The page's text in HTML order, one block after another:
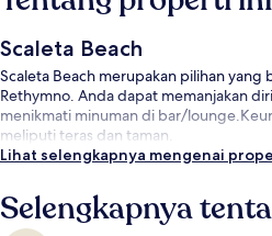
Scaleta Beach
Scaleta Beach merupakan pilihan
Rethymno. Anda dapat memanjakan
menikmati minuman di bar/
meliputi teras dan taman.
Lihat selengkapnya mengenai
Selengkapnya